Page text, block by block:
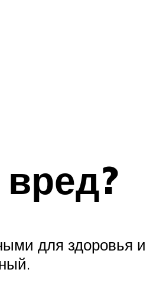
для здоровья и